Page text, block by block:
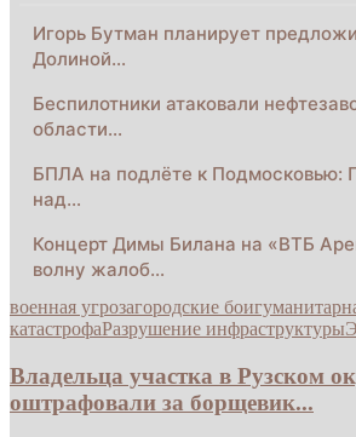
Игорь Бутман планирует
Долиной…
Беспилотники атаковали
области…
БПЛА на подлёте к Подмосковью:
над…
Концерт Димы Билана на «ВТБ
волну жалоб…
военная угрозагородские бои
катастрофаРазрушение инфраструктуры
Владельца участка в Рузском
оштрафовали за борщевик...